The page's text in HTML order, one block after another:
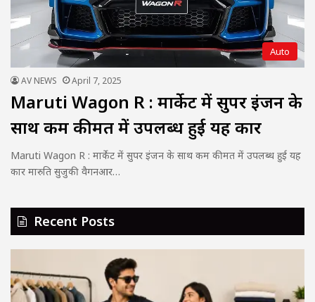
Auto
AV NEWS April 7, 2025
Maruti Wagon R : मार्केट में सुपर इंजन के
साथ कम कीमत में उपलब्ध हुई यह कार
Maruti Wagon R : मार्केट में सुपर इंजन के साथ कम कीमत में उपलब्ध हुई यह
कार मारुति सुजुकी वैगनआर…
Recent Posts